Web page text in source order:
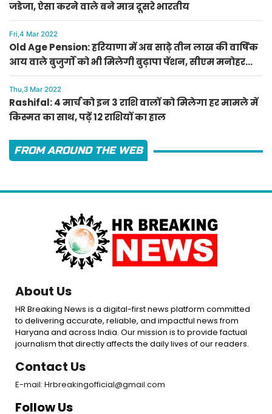
जडेजा, ऐसा करने वाले बने मात्र दूसरे भारतीय
Fri,4 Mar 2022
Old Age Pension: हरियाणा में अब साढ़े तीन लाख की वार्षिक
आय वाले बुजुर्गों को भी मिलेगी बुढ़ापा पेंशन, सीएम मनोहर
लाल का ऐलान
Thu,3 Mar 2022
Rashifal: 4 मार्च को इन 3 राशि वालों को मिलेगा हर मामले में
किस्मत का साथ, पढ़ें 12 राशियों का हाल
FROM AROUND THE WEB
About Us
HR Breaking News is a digital-first news platform committed
to delivering accurate, reliable, and impactful news from
Haryana and across India. Our mission is to provide factual
journalism that directly affects the daily lives of our readers.
Contact Us
E-mail: Hrbreakingofficial@gmail.com
Follow Us